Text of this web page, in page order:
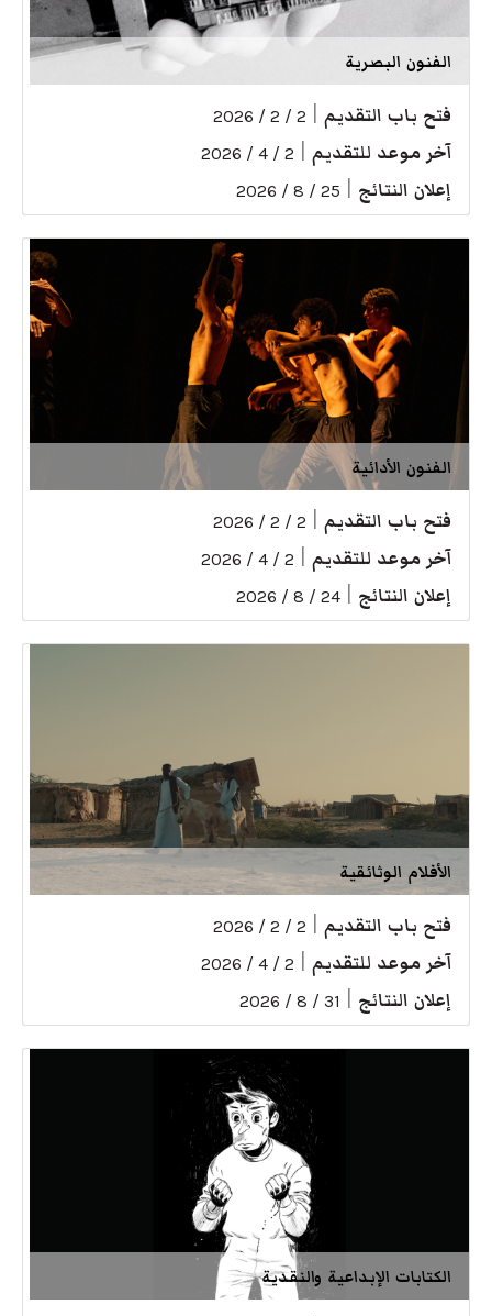
الفنون البصرية
فتح باب التقديم 2 / 2 / 2026
آخر موعد للتقديم 2 / 4 / 2026
إعلان النتائج 25 / 8 / 2026
الفنون الأدائية
فتح باب التقديم 2 / 2 / 2026
آخر موعد للتقديم 2 / 4 / 2026
إعلان النتائج 24 / 8 / 2026
الأفلام الوثائقية
فتح باب التقديم 2 / 2 / 2026
آخر موعد للتقديم 2 / 4 / 2026
إعلان النتائج 31 / 8 / 2026
الكتابات الإبداعية والنقدية